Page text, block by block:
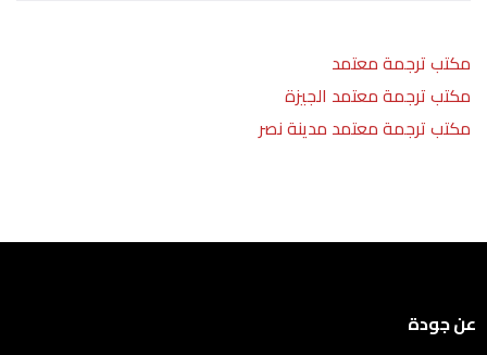
مكتب ترجمة معتمد
مكتب ترجمة معتمد الجيزة
مكتب ترجمة معتمد مدينة نصر
عن جودة